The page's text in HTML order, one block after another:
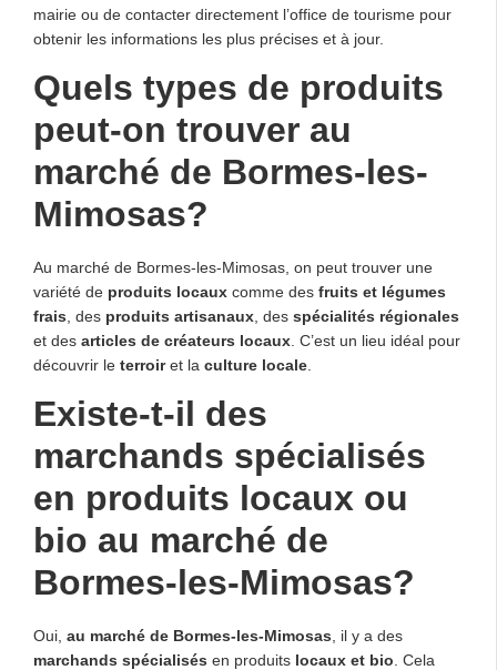
mairie ou de contacter directement l’office de tourisme pour
obtenir les informations les plus précises et à jour.
Quels types de produits
peut-on trouver au
marché de Bormes-les-
Mimosas?
Au marché de Bormes-les-Mimosas, on peut trouver une
variété de produits locaux comme des fruits et légumes
frais , des produits artisanaux , des spécialités régionales
et des articles de créateurs locaux . C’est un lieu idéal pour
découvrir le terroiret la culture locale
Existe-t-il des
marchands spécialisés
en produits locaux ou
bio au marché de
Bormes-les-Mimosas?
Oui, au marché de Bormes-les-Mimosas , il y a des
marchands spécialisés en produits locaux et bio . Cela